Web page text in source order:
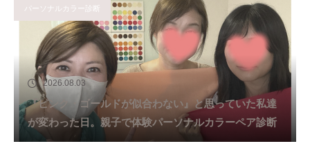
パーソナルカラー診断
2026.08.03
『ピンク・ゴールドが似合わない』と思っていた私達
が変わった日。親子で体験パーソナルカラーペア診断